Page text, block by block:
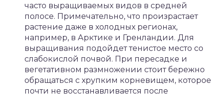
часто выращиваемых видов в средней
полосе. Примечательно, что произрастает
растение даже в холодных регионах,
например, в Арктике и Гренландии. Для
выращивания подойдет тенистое место со
слабокислой почвой. При пересадке и
вегетативном размножении стоит бережно
обращаться с хрупким корневищем, которое
почти не восстанавливается после